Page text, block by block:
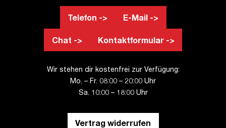
Telefon -> E-Mail ->
Chat -> Kontaktformular ->
Wir stehen dir kostenfrei zur Verfügung:
Mo. – Fr. 08:00 – 20:00 Uhr
Sa. 10:00 – 18:00 Uhr
Vertrag widerrufen